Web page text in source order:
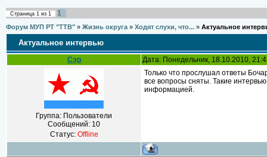
Страница 1 из 1 1
Форум МУП РТ "ТТВ" » Жизнь округа » Ходят слухи, что... » Актуальное
Актуальное интервью
Сэр Дата: Понедельник, 18.10.2010,
Группа: Пользователи
Сообщений: 10
Статус: Offline
Только что прослушал ответы
все вопросы сняты. Такие
информацией.